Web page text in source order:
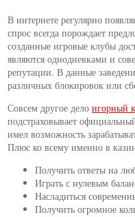
В интернете регулярно
спрос всегда порождает
созданные игровые клубы
являются однодневками и
репутации. В данные
различных блокировок или
Совсем другое делоигорный
подстраховывает
имел возможность
Плюс ко всему именно в
Получить ответы на
Играть с нулевым
Насладиться
Получить огромное